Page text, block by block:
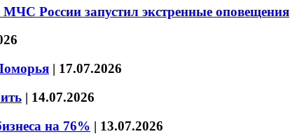
России запустил экстренные оповещения
| 17.07.2026
| 14.07.2026
на 76% | 13.07.2026